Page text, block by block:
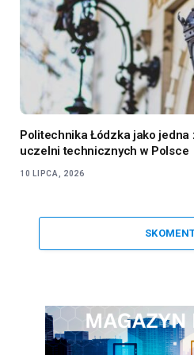
Politechnika Łódzka jako
uczelni technicznych w Polsce
10 LIPCA, 2026